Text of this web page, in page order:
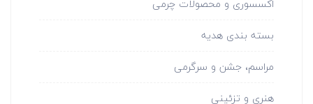
اکسسوری و محصولات چرمی
بسته بندی هدیه
مراسم، جشن و سرگرمی
هنری و تزئینی